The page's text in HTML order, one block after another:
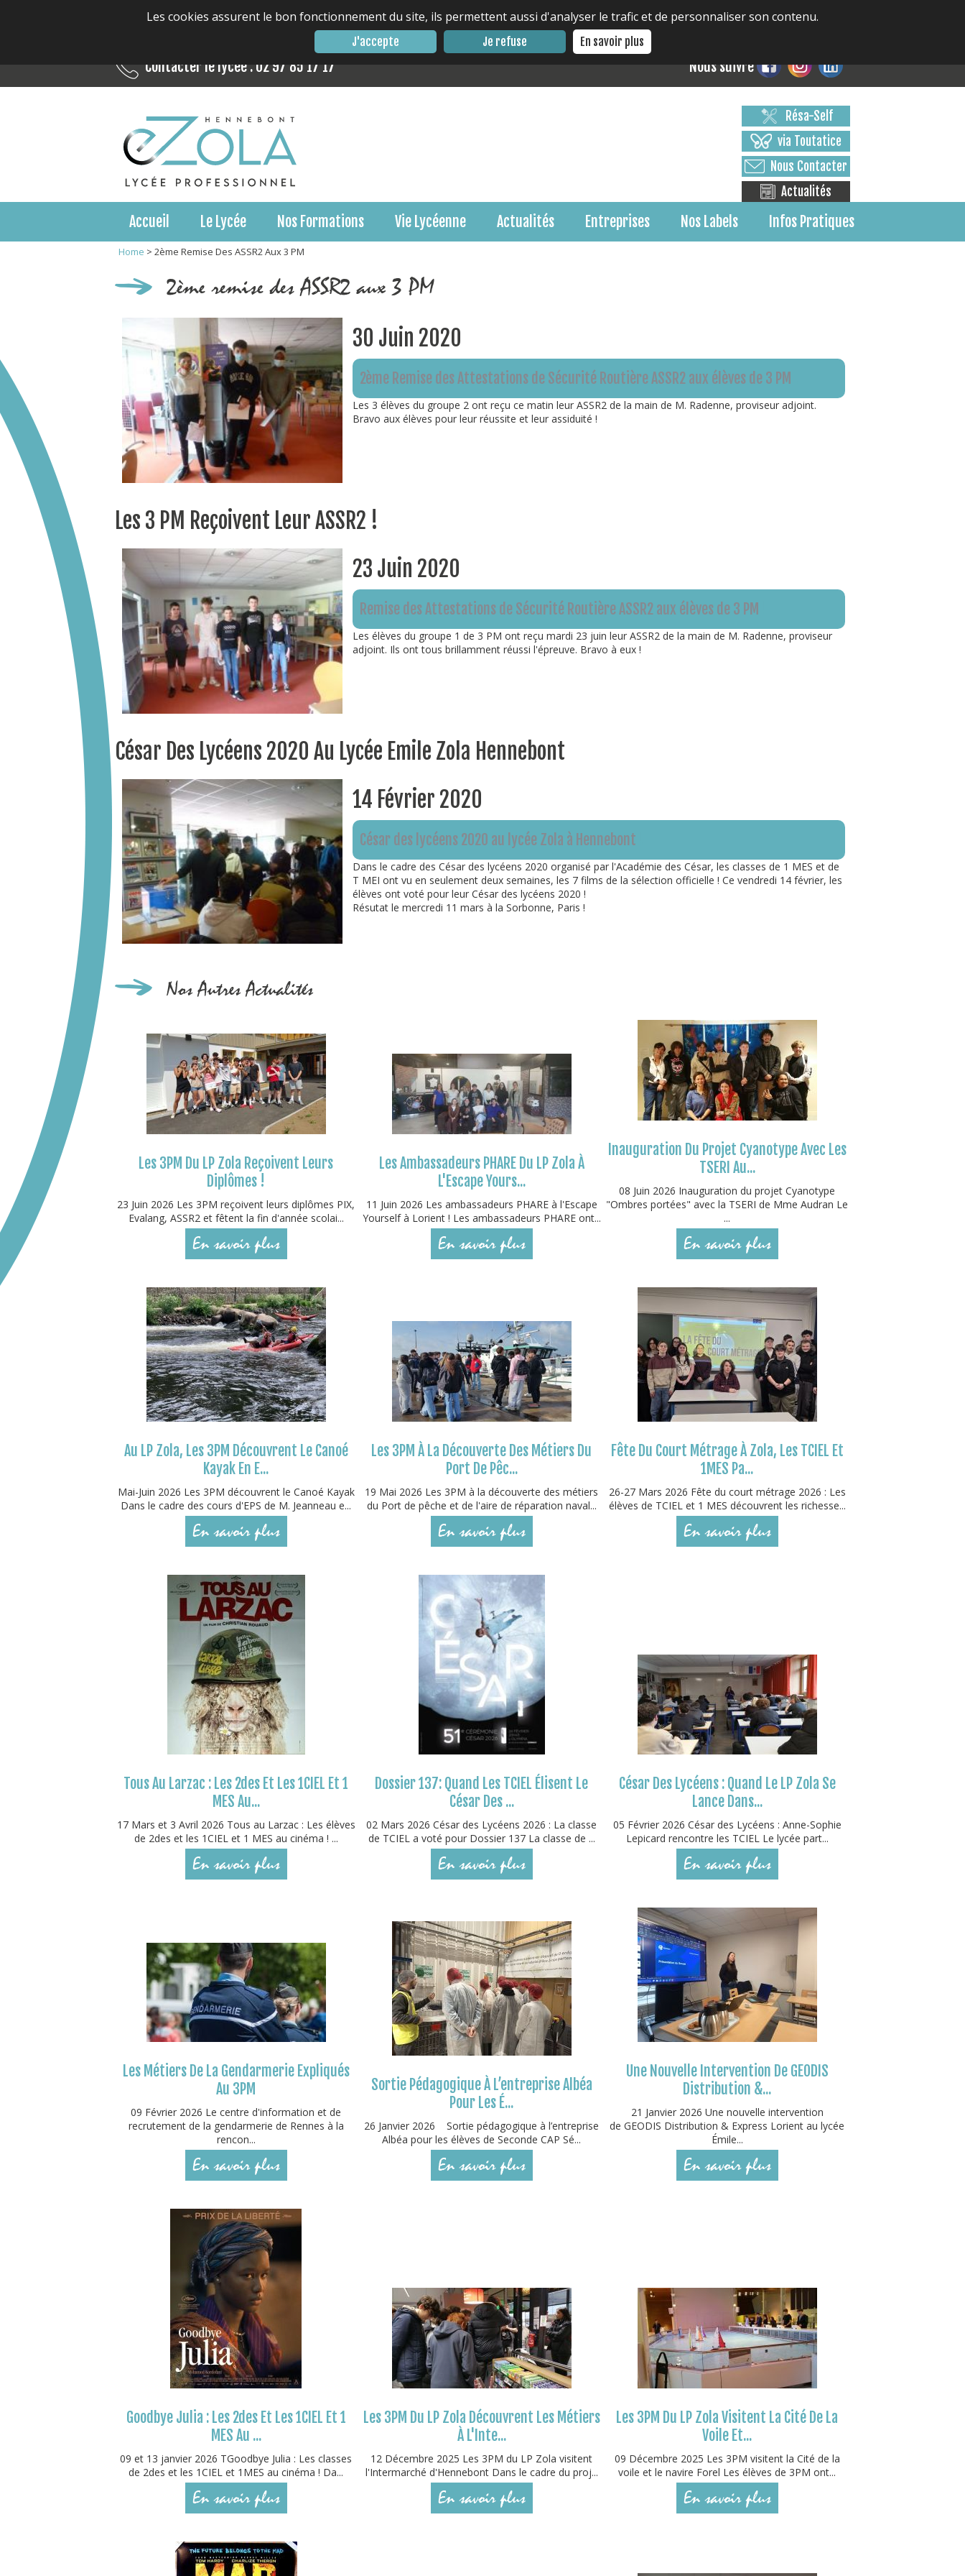
Les cookies assurent le bon fonctionnement du site, ils permettent aussi d'analyser le trafic et de personnaliser son contenu.
J'accepte Je refuse En savoir plus
Contacter le lycée : 02 97 85 17 17 Nous suivre
Résa-Self
via Toutatice
Nous Contacter
Actualités
Accueil Le Lycée Nos Formations Vie Lycéenne Actualités Entreprises Nos Labels Infos Pratiques
Home > 2ème Remise Des ASSR2 Aux 3 PM
2ème remise des ASSR2 aux 3 PM
30 Juin 2020
2ème Remise des Attestations de Sécurité Routière ASSR2 aux élèves de 3 PM
Les 3 élèves du groupe 2 ont reçu ce matin leur ASSR2 de la main de M. Radenne, proviseur adjoint.
Bravo aux élèves pour leur réussite et leur assiduité !
Les 3 PM Reçoivent Leur ASSR2 !
23 Juin 2020
Remise des Attestations de Sécurité Routière ASSR2 aux élèves de 3 PM
Les élèves du groupe 1 de 3 PM ont reçu mardi 23 juin leur ASSR2 de la main de M. Radenne, proviseur
adjoint. Ils ont tous brillamment réussi l'épreuve. Bravo à eux !
César Des Lycéens 2020 Au Lycée Emile Zola Hennebont
14 Février 2020
César des lycéens 2020 au lycée Zola à Hennebont
Dans le cadre des César des lycéens 2020 organisé par l'Académie des César, les classes de 1 MES et de
T MEI ont vu en seulement deux semaines, les 7 films de la sélection officielle ! Ce vendredi 14 février, les
élèves ont voté pour leur César des lycéens 2020 !
Résutat le mercredi 11 mars à la Sorbonne, Paris !
Nos Autres Actualités
Les 3PM Du LP Zola Reçoivent Leurs
Diplômes !
23 Juin 2026 Les 3PM reçoivent leurs diplômes PIX,
Evalang, ASSR2 et fêtent la fin d'année scolai...
En savoir plus
Les Ambassadeurs PHARE Du LP Zola À
L'Escape Yours...
11 Juin 2026 Les ambassadeurs PHARE à l'Escape
Yourself à Lorient ! Les ambassadeurs PHARE ont...
En savoir plus
Inauguration Du Projet Cyanotype Avec Les
TSERI Au...
08 Juin 2026 Inauguration du projet Cyanotype
"Ombres portées" avec la TSERI de Mme Audran Le
...
En savoir plus
Au LP Zola, Les 3PM Découvrent Le Canoé
Kayak En E...
Mai-Juin 2026 Les 3PM découvrent le Canoé Kayak
Dans le cadre des cours d'EPS de M. Jeanneau e...
En savoir plus
Les 3PM À La Découverte Des Métiers Du
Port De Pêc...
19 Mai 2026 Les 3PM à la découverte des métiers
du Port de pêche et de l'aire de réparation naval...
En savoir plus
Fête Du Court Métrage À Zola, Les TCIEL Et
1MES Pa...
26-27 Mars 2026 Fête du court métrage 2026 : Les
élèves de TCIEL et 1 MES découvrent les richesse...
En savoir plus
Tous Au Larzac : Les 2des Et Les 1CIEL Et 1
MES Au...
17 Mars et 3 Avril 2026 Tous au Larzac : Les élèves
de 2des et les 1CIEL et 1 MES au cinéma ! ...
En savoir plus
Dossier 137: Quand Les TCIEL Élisent Le
César Des ...
02 Mars 2026 César des Lycéens 2026 : La classe
de TCIEL a voté pour Dossier 137 La classe de ...
En savoir plus
César Des Lycéens : Quand Le LP Zola Se
Lance Dans...
05 Février 2026 César des Lycéens : Anne-Sophie
Lepicard rencontre les TCIEL Le lycée part...
En savoir plus
Les Métiers De La Gendarmerie Expliqués
Au 3PM
09 Février 2026 Le centre d'information et de
recrutement de la gendarmerie de Rennes à la
rencon...
En savoir plus
Sortie Pédagogique À L’entreprise Albéa
Pour Les É...
26 Janvier 2026 Sortie pédagogique à l’entreprise
Albéa pour les élèves de Seconde CAP Sé...
En savoir plus
Une Nouvelle Intervention De GEODIS
Distribution &...
21 Janvier 2026 Une nouvelle intervention
de GEODIS Distribution & Express Lorient au lycée
Émile...
En savoir plus
Goodbye Julia : Les 2des Et Les 1CIEL Et 1
MES Au ...
09 et 13 janvier 2026 TGoodbye Julia : Les classes
de 2des et les 1CIEL et 1MES au cinéma ! Da...
En savoir plus
Les 3PM Du LP Zola Découvrent Les Métiers
À L'Inte...
12 Décembre 2025 Les 3PM du LP Zola visitent
l'Intermarché d'Hennebont Dans le cadre du proj...
En savoir plus
Les 3PM Du LP Zola Visitent La Cité De La
Voile Et...
09 Décembre 2025 Les 3PM visitent la Cité de la
voile et le navire Forel Les élèves de 3PM ont...
En savoir plus